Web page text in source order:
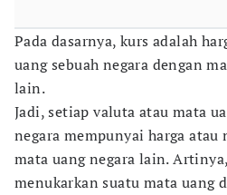
Pada dasarnya, kurs adalah
uang sebuah negara dengan
lain.
Jadi, setiap valuta atau mata
negara mempunyai harga
mata uang negara lain.
menukarkan suatu mata uang